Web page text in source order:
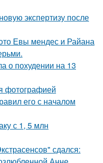
экспертизу после
Евы мендес и Райана
о похудении на 13
фотографией
его с началом
с 1, 5 млн
сдался: